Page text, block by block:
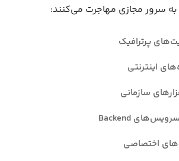
به سرور مجازی مهاجرت می‌کنند:
پرترافیک
اینترنتی
سازمانی
اختصاصی